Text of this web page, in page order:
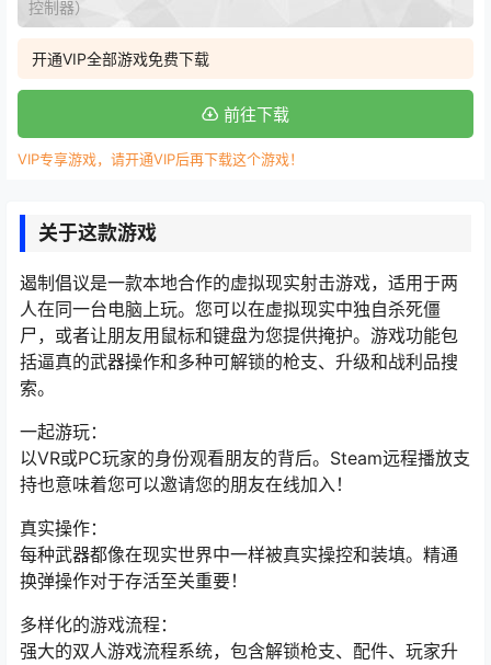
控制器）
开通VIP全部游戏免费下载
前往下载
VIP专享游戏，请开通VIP后再下载这个游戏！
关于这款游戏
遏制倡议是一款本地合作的虚拟现实射击游戏，适用于两
人在同一台电脑上玩。您可以在虚拟现实中独自杀死僵
尸，或者让朋友用鼠标和键盘为您提供掩护。游戏功能包
括逼真的武器操作和多种可解锁的枪支、升级和战利品搜
索。
一起游玩：
以VR或PC玩家的身份观看朋友的背后。Steam远程播放支
持也意味着您可以邀请您的朋友在线加入！
真实操作：
每种武器都像在现实世界中一样被真实操控和装填。精通
换弹操作对于存活至关重要！
多样化的游戏流程：
强大的双人游戏流程系统，包含解锁枪支、配件、玩家升